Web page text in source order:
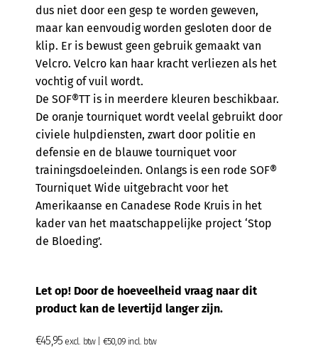
dus niet door een gesp te worden geweven,
maar kan eenvoudig worden gesloten door de
klip. Er is bewust geen gebruik gemaakt van
Velcro. Velcro kan haar kracht verliezen als het
vochtig of vuil wordt.
De SOF®TT is in meerdere kleuren beschikbaar.
De oranje tourniquet wordt veelal gebruikt door
civiele hulpdiensten, zwart door politie en
defensie en de blauwe tourniquet voor
trainingsdoeleinden. Onlangs is een rode SOF®
Tourniquet Wide uitgebracht voor het
Amerikaanse en Canadese Rode Kruis in het
kader van het maatschappelijke project ‘Stop
de Bloeding’.
Let op! Door de hoeveelheid vraag naar dit
product kan de levertijd langer zijn.
€45,95 excl. btw | €50,09 incl. btw